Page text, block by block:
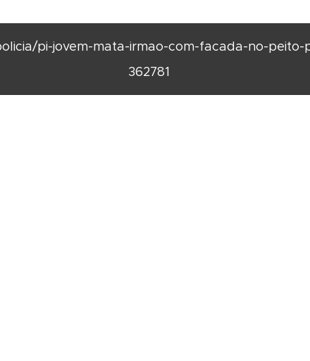
pi-jovem-mata-irmao-com-facada-no-
362781